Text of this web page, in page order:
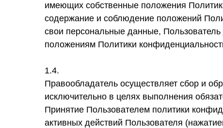
имеющих собственные положения
содержание и соблюдение положений
свои персональные данные,
положениям Политики
1.4.
Правообладатель осуществляет сбор и
исключительно в целях выполнения
Принятие Пользователем политики
активных действий Пользователя